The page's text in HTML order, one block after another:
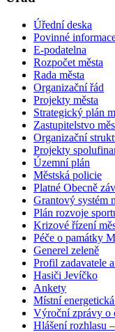
Úřední deska
Povinné
E-podatelna
Rozpočet města
Rada města
Organizační řád
Projekty města
Strategický plán
Zastupitelstvo
Organizační
Projekty
Územní plán
Městská policie
Platné Obecně
Grantový systém
Plán rozvoje
Krizové řízení
Péče o památky
Generel zeleně
Profil zadavatele
Hasiči Jevíčko
Ankety
Místní
Výroční zprávy o
Hlášení rozhlasu